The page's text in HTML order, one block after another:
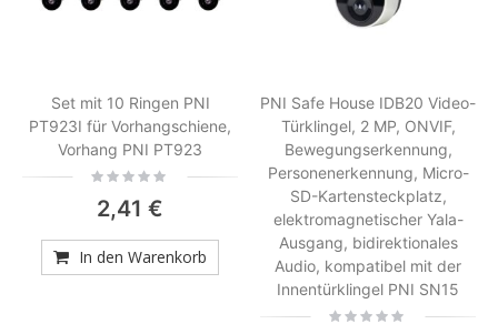
Set mit 10 Ringen PNI
PT923I für Vorhangschiene,
Vorhang PNI PT923
Rating:
2,41 €
In den Warenkorb
PNI Safe House IDB20 Video-
Türklingel, 2 MP, ONVIF,
Bewegungserkennung,
Personenerkennung, Micro-
SD-Kartensteckplatz,
elektromagnetischer Yala-
Ausgang, bidirektionales
Audio, kompatibel mit der
Innentürklingel PNI SN15
Rating: